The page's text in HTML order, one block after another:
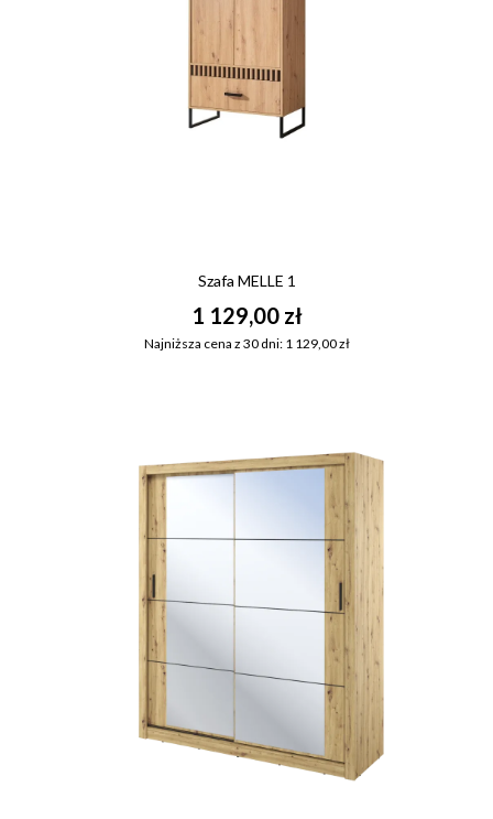
Szafa MELLE 1
1 129,00 zł
Najniższa cena z 30 dni: 1 129,00 zł